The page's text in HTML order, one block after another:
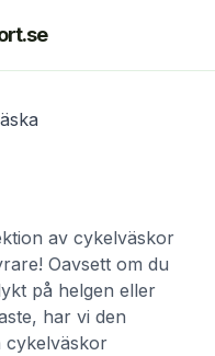
av cykelväskor
Oavsett om du
på helgen eller
har vi den
cykelväskor